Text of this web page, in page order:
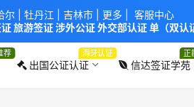
荐
出国公证认证
海牙认证
信达签证学苑
正
尔 | 牡丹江 吉林市 | 更多 | 客服中心
旅游签证 涉外公证 外交部认证 单（双
入境服务有限公司/中青国际旅行社有限公